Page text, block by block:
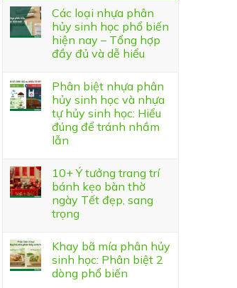
Các loại nhựa phân
hủy sinh học phổ biến
hiện nay – Tổng hợp
đầy đủ và dễ hiểu
Phân biệt nhựa phân
hủy sinh học và nhựa
tự hủy sinh học: Hiểu
đúng để tránh nhầm
lẫn
10+ Ý tưởng trang trí
bánh kẹo bàn thờ
ngày Tết đẹp, sang
trọng
Khay bã mía phân hủy
sinh học: Phân biệt 2
dòng phổ biến